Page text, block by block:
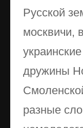
Русской
москвичи,
дружины
разные